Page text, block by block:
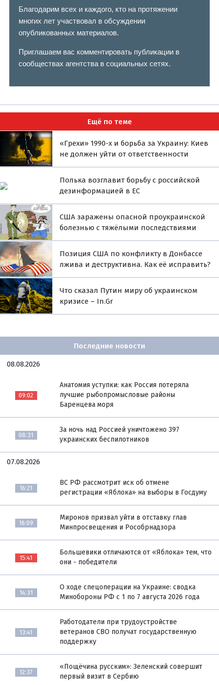
Благодарим всех и каждого, кто на протяжении
многих лет участвовал в обсуждении
опубликованных материалов.
Приглашаем вас комментировать публикации в
сообществах агентства в социальных сетях.
Ещё по теме
«Грехи» 1990-х и борьба за Украину: Киев
не должен уйти от ответственности
Полька возглавит борьбу с российской
дезинформацией в ЕС
США заражены опасной проукраинской
болезнью с тяжёлыми последствиями
Позиция США по конфликту в Донбассе
лжива и деструктивна. Как её исправить?
Что сказал Путин миру об украинском
кризисе – In.Gr
Последние новости
08.08.2026
09:02
Анатомия уступки: как Россия потеряла
лучшие рыбопромысловые районы
Баренцева моря
08:31
За ночь над Россией уничтожено 397
украинских беспилотников
07.08.2026
16:21
ВС РФ рассмотрит иск об отмене
регистрации «Яблока» на выборы в Госдуму
16:09
Миронов призвал уйти в отставку глав
Минпросвещения и Рособрнадзора
15:41
Большевики отличаются от «Яблока» тем, что
они - победители
14:31
О ходе спецоперации на Украине: сводка
Минобороны РФ с 1 по 7 августа 2026 года
13:41
Работодатели при трудоустройстве
ветеранов СВО получат государственную
поддержку
12:37
«Пощёчина русским»: Зеленский совершит
первый визит в Сербию